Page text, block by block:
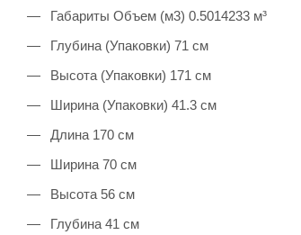
Габариты Объем (м3) 0.5014233 м³
Глубина (Упаковки) 71 см
Высота (Упаковки) 171 см
Ширина (Упаковки) 41.3 см
Длина 170 см
Ширина 70 см
Высота 56 см
Глубина 41 см